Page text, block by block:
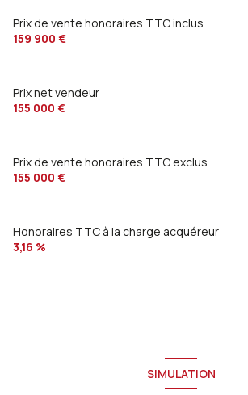
Prix de vente honoraires TTC inclus
159 900 €
Prix net vendeur
155 000 €
Prix de vente honoraires TTC exclus
155 000 €
Honoraires TTC à la charge acquéreur
3,16 %
SIMULATION